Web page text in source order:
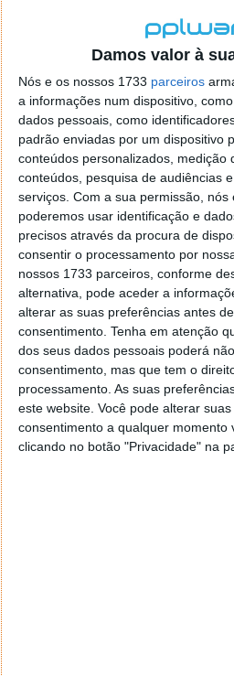
Damos valor à
Nós e os nossos 1733 parceiros
a informações num dispositivo,
dados pessoais, como
padrão enviadas por um dispositivo
conteúdos personalizados, medição
conteúdos, pesquisa de audiências
serviços. Com a sua permissão, nós
poderemos usar identificação e
precisos através da procura de
consentir o processamento por
nossos 1733 parceiros, conforme
alternativa, pode aceder a
alterar as suas preferências antes
consentimento. Tenha em atenção
dos seus dados pessoais poderá
consentimento, mas que tem o
processamento. As suas
este website. Você pode alterar
consentimento a qualquer momento
clicando no botão "Privacidade" na
Mais uma vez a Microsoft traz
seu sistema operativo
necessitam e pedem.
Vamos deixar de usar
Windows para realizarmos
intrinsecamente ligadas a
que o Windows 8 apresenta e
utilizadores vão apreciar.
Artigos relacionados
Windows 8 – Mais
explorador de ficheiros
Windows 8 – Novidades